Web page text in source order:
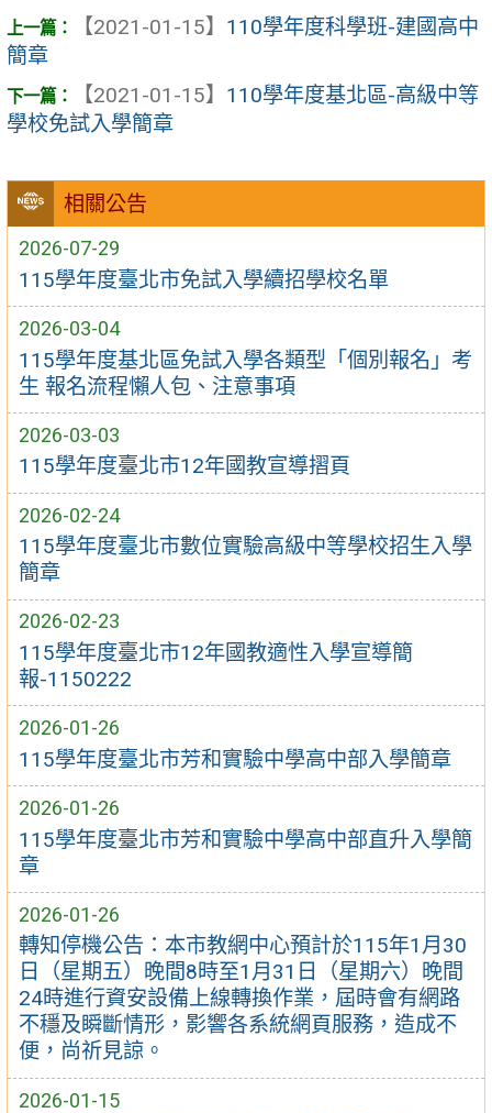
相關公告
2026-07-29
115學年度臺北市免試入學續招學校名單
2026-03-04
115學年度基北區免試入學各類型「個別報名」考
生 報名流程懶人包、注意事項
2026-03-03
115學年度臺北市12年國教宣導摺頁
2026-02-24
115學年度臺北市數位實驗高級中等學校招生入學
簡章
2026-02-23
115學年度臺北市12年國教適性入學宣導簡
報-1150222
2026-01-26
115學年度臺北市芳和實驗中學高中部入學簡章
2026-01-26
115學年度臺北市芳和實驗中學高中部直升入學簡
章
2026-01-26
轉知停機公告：本市教網中心預計於115年1月30
日（星期五）晚間8時至1月31日（星期六）晚間
24時進行資安設備上線轉換作業，屆時會有網路
不穩及瞬斷情形，影響各系統網頁服務，造成不
便，尚祈見諒。
2026-01-15
【2021-01-15】 110學年度科學班-建國高中
簡章
【2021-01-15】 110學年度基北區-高級中等
學校免試入學簡章